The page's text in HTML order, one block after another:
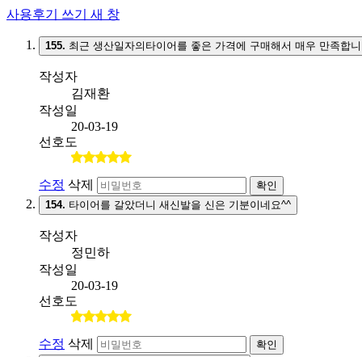
사용후기 쓰기 새 창
155. 최근 생산일자의타이어를 좋은 가격에 구매해서 매우 만족합
작성자
김재환
작성일
20-03-19
선호도
수정 삭제
확인
154. 타이어를 갈았더니 새신발을 신은 기분이네요^^
작성자
정민하
작성일
20-03-19
선호도
수정 삭제
확인